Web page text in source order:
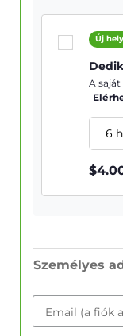
Új
A
6
$
Személyes
Email (a fiók